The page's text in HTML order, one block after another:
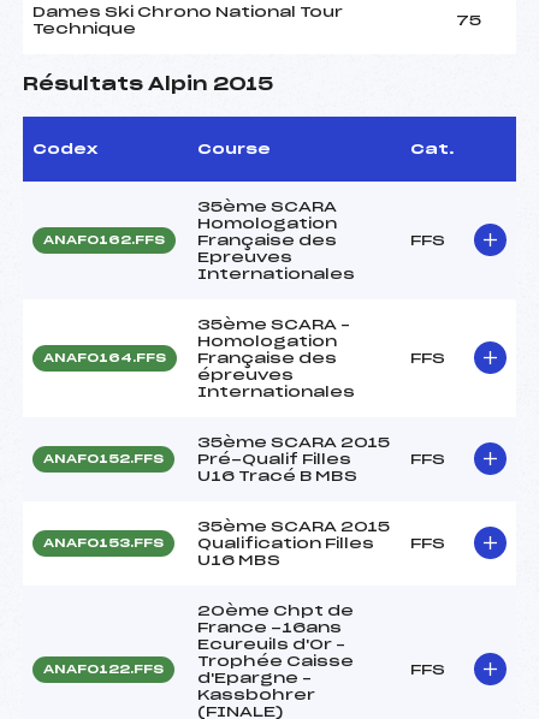
Dames Ski Chrono National Tour
Technique
75
Résultats Alpin 2015
Codex Course Cat.
ANAF0162.FFS
35ème SCARA
Homologation
Française des
Epreuves
Internationales
FFS
ANAF0164.FFS
35ème SCARA –
Homologation
Française des
épreuves
Internationales
FFS
ANAF0152.FFS
35ème SCARA 2015
Pré-Qualif Filles
U16 Tracé B MBS
FFS
ANAF0153.FFS
35ème SCARA 2015
Qualification Filles
U16 MBS
FFS
ANAF0122.FFS
20ème Chpt de
France -16ans
Ecureuils d'Or –
Trophée Caisse
d'Epargne –
Kassbohrer
(FINALE)
FFS